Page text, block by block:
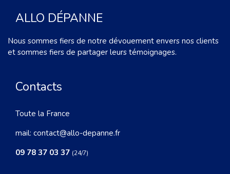
ALLO DÉPANNE
Nous sommes fiers de notre dévouement envers nos clients
et sommes fiers de partager leurs témoignages.
Contacts
Toute la France
mail: contact@allo-depanne.fr
09 78 37 03 37 (24/7)